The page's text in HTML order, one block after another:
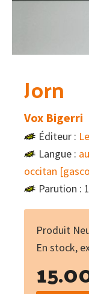
Jorn
Vox Bigerri
Éditeur :
Langue :
occitan
Parution :
Produit
En stock,